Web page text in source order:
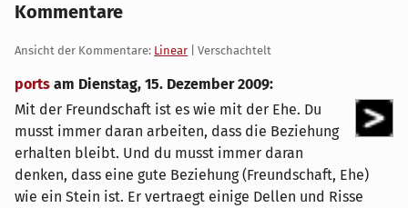
Kommentare
Ansicht der Kommentare: Linear | Verschachtelt
ports am Dienstag, 15. Dezember 2009:
Mit der Freundschaft ist es wie mit der Ehe. Du
musst immer daran arbeiten, dass die Beziehung
erhalten bleibt. Und du musst immer daran
denken, dass eine gute Beziehung (Freundschaft, Ehe)
wie ein Stein ist. Er vertraegt einige Dellen und Risse